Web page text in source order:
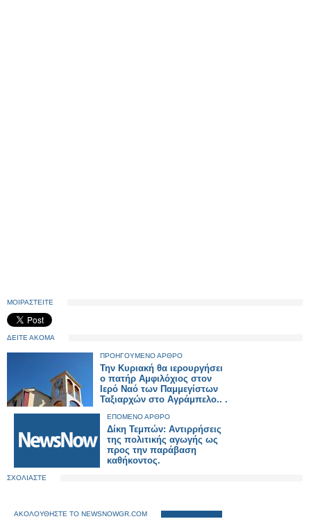
ΜΟΙΡΑΣΤΕΙΤΕ
ΔΕΙΤΕ ΑΚΟΜΑ
ΠΡΟΗΓΟΥΜΕΝΟ ΑΡΘΡΟ
Την Κυριακή θα ιερουργήσει
ο πατήρ Αμφιλόχιος στον
Ιερό Ναό των Παμμεγίστων
Ταξιαρχών στο Αγράμπελο.. .
ΕΠΟΜΕΝΟ ΑΡΘΡΟ
Δίκη Τεμπών: Αντιρρήσεις
της πολιτικής αγωγής ως
προς την παράβαση
καθήκοντος.
ΣΧΟΛΙΑΣΤΕ
ΑΚΟΛΟΥΘΗΣΤΕ ΤΟ NEWSNOWGR.COM